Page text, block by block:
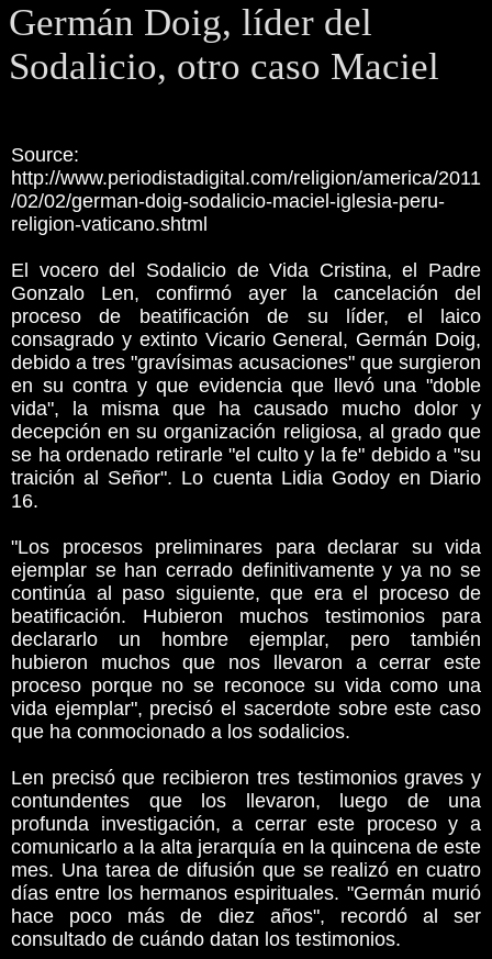
Germán Doig, líder del
Sodalicio, otro caso Maciel
Source:
http://www.periodistadigital.com/religion/america/2011
/02/02/german-doig-sodalicio-maciel-iglesia-peru-
religion-vaticano.shtml
El vocero del Sodalicio de Vida Cristina, el Padre
Gonzalo Len, confirmó ayer la cancelación del
proceso de beatificación de su líder, el laico
consagrado y extinto Vicario General, Germán Doig,
debido a tres "gravísimas acusaciones" que surgieron
en su contra y que evidencia que llevó una "doble
vida", la misma que ha causado mucho dolor y
decepción en su organización religiosa, al grado que
se ha ordenado retirarle "el culto y la fe" debido a "su
traición al Señor". Lo cuenta Lidia Godoy en Diario
16.
"Los procesos preliminares para declarar su vida
ejemplar se han cerrado definitivamente y ya no se
continúa al paso siguiente, que era el proceso de
beatificación. Hubieron muchos testimonios para
declararlo un hombre ejemplar, pero también
hubieron muchos que nos llevaron a cerrar este
proceso porque no se reconoce su vida como una
vida ejemplar", precisó el sacerdote sobre este caso
que ha conmocionado a los sodalicios.
Len precisó que recibieron tres testimonios graves y
contundentes que los llevaron, luego de una
profunda investigación, a cerrar este proceso y a
comunicarlo a la alta jerarquía en la quincena de este
mes. Una tarea de difusión que se realizó en cuatro
días entre los hermanos espirituales. "Germán murió
hace poco más de diez años", recordó al ser
consultado de cuándo datan los testimonios.